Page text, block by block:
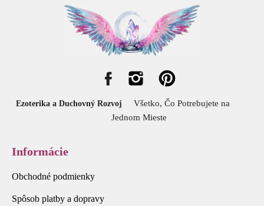
Ezoterika a Duchovný Rozvoj
Všetko, Čo Potrebujete na
Jednom Mieste
Informácie
Obchodné podmienky
Spôsob platby a dopravy